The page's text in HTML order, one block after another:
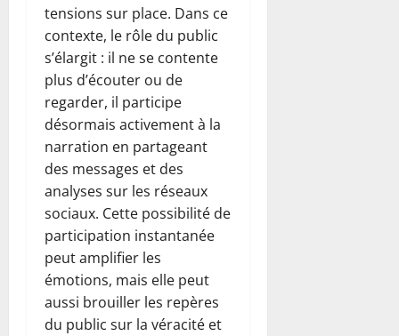
tensions sur place. Dans ce
contexte, le rôle du public
s’élargit : il ne se contente
plus d’écouter ou de
regarder, il participe
désormais activement à la
narration en partageant
des messages et des
analyses sur les réseaux
sociaux. Cette possibilité de
participation instantanée
peut amplifier les
émotions, mais elle peut
aussi brouiller les repères
du public sur la véracité et